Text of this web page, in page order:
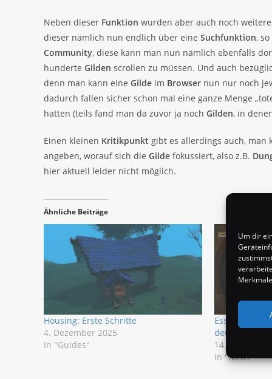
Um dir
Neben dieser Funktion wurden aber auch noch
dieser nämlich nun endlich über eine Suchfunktion,
Community, diese kann man nun nämlich ebenfalls
hunderte Gilden scrollen zu müssen. Und auch
denn man kann eine Gilde im Browser nun nur noch
dadurch fallen sicher schon mal eine ganze Menge
hatten (teils fand man da zuvor ja noch Gilden, in
Einen kleinen Kritikpunkt gibt es allerdings auch, man
angeben, worauf sich die Gilde fokussiert, also z.B.
hier aktuell leider nicht möglich.
Ähnliche Beiträge
Housing: Erste Schritte
4. Dezember 2025
In "Guides"
Essenzen
deutlich
14. März 2020
In "News"